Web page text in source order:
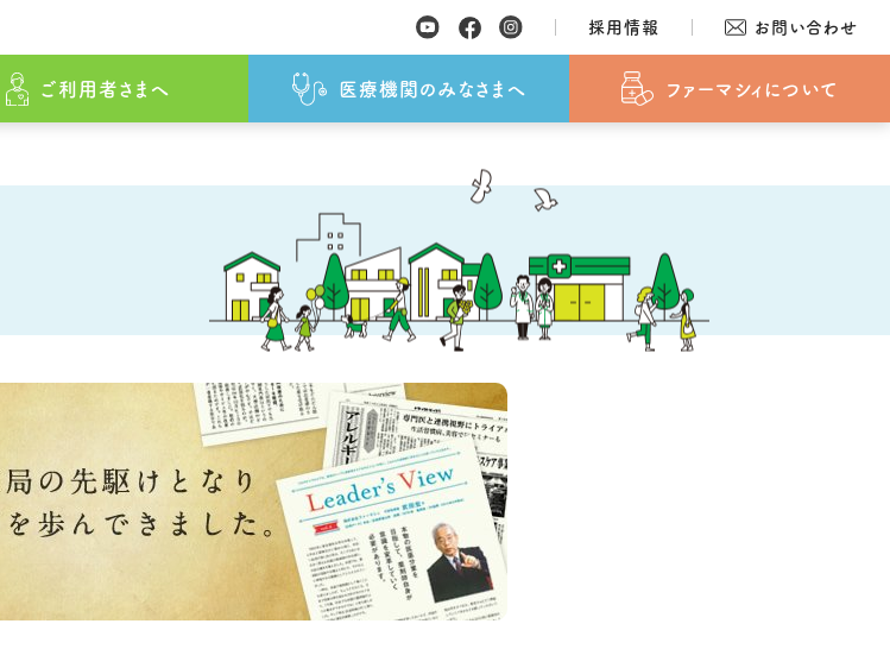
ご利用者さまへ
の薬局でできること 薬局・事業所一覧 よくあるご質問
医療機関のみなさまへ
シィの薬局でできること 薬局・事業所一覧
ファーマシィについて
先駆けとしての歩み 採用情報
採用情報 お問い合わせ